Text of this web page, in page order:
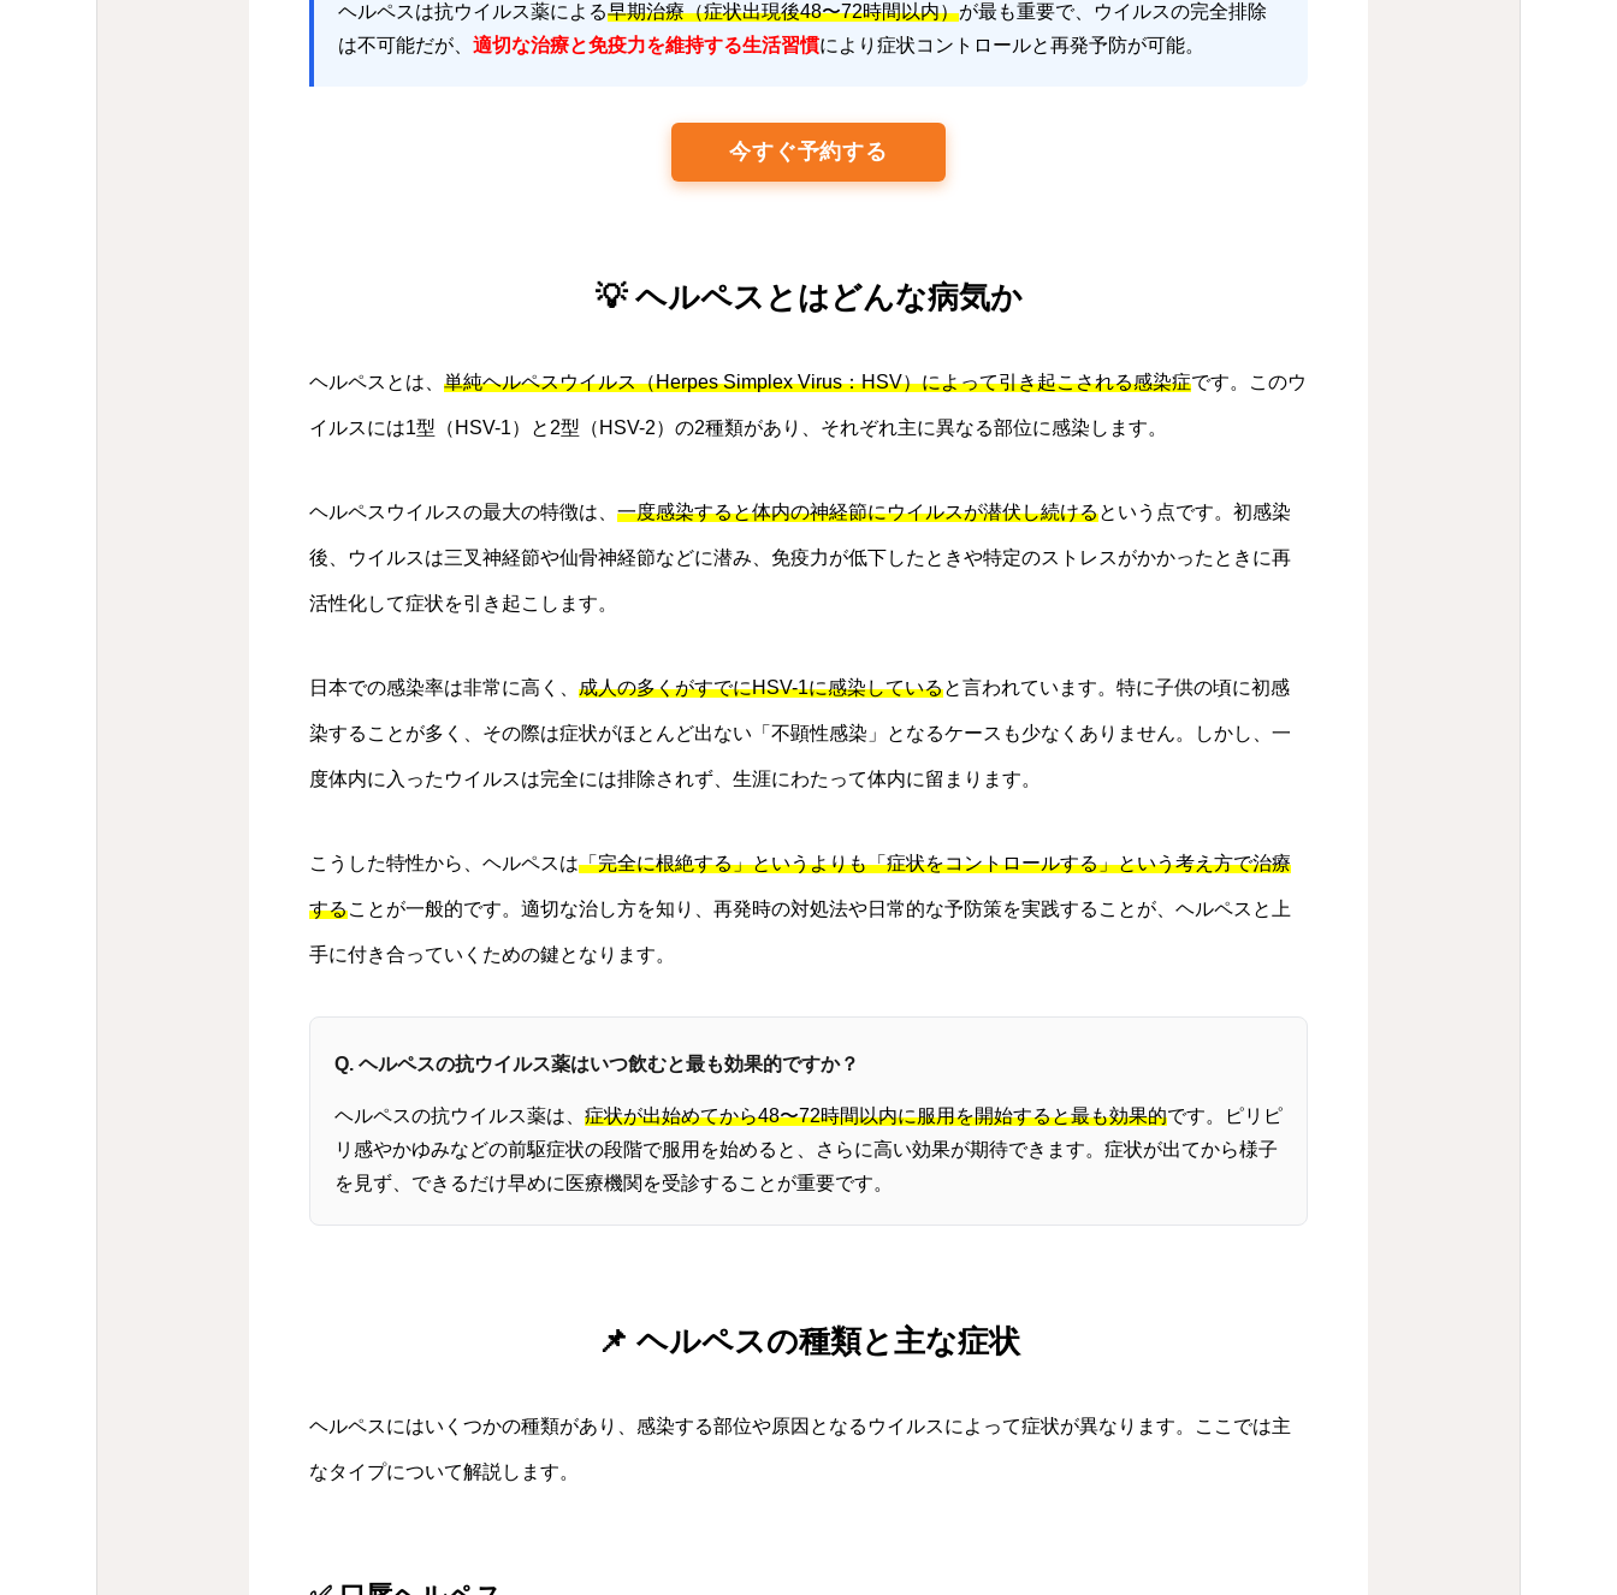
ヘルペスは抗ウイルス薬による早期治療（症状出現後48〜72時間以内）が最も重要で、ウイルスの完全排除
は不可能だが、 適切な治療と免疫力を維持する生活習慣により症状コントロールと再発予防が可能。
今すぐ予約する
💡 ヘルペスとはどんな病気か
ヘルペスとは、 単純ヘルペスウイルス（Herpes Simplex Virus：HSV）によって引き起こされる感染症です。このウ
イルスには1型（HSV-1）と2型（HSV-2）の2種類があり、それぞれ主に異なる部位に感染します。
ヘルペスウイルスの最大の特徴は、 一度感染すると体内の神経節にウイルスが潜伏し続けるという点です。初感染
後、ウイルスは三叉神経節や仙骨神経節などに潜み、免疫力が低下したときや特定のストレスがかかったときに再
活性化して症状を引き起こします。
日本での感染率は非常に高く、 成人の多くがすでにHSV-1に感染していると言われています。特に子供の頃に初感
染することが多く、その際は症状がほとんど出ない「不顕性感染」となるケースも少なくありません。しかし、一
度体内に入ったウイルスは完全には排除されず、生涯にわたって体内に留まります。
こうした特性から、ヘルペスは「完全に根絶する」というよりも「症状をコントロールする」という考え方で治療
することが一般的です。適切な治し方を知り、再発時の対処法や日常的な予防策を実践することが、ヘルペスと上
手に付き合っていくための鍵となります。
Q. ヘルペスの抗ウイルス薬はいつ飲むと最も効果的ですか？
ヘルペスの抗ウイルス薬は、 症状が出始めてから48〜72時間以内に服用を開始すると最も効果的です。ピリピ
リ感やかゆみなどの前駆症状の段階で服用を始めると、さらに高い効果が期待できます。症状が出てから様子
を見ず、できるだけ早めに医療機関を受診することが重要です。
📌 ヘルペスの種類と主な症状
ヘルペスにはいくつかの種類があり、感染する部位や原因となるウイルスによって症状が異なります。ここでは主
なタイプについて解説します。